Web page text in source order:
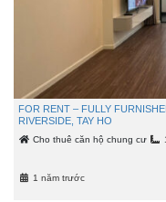
FOR RENT – FULLY
RIVERSIDE, TAY HO
Cho thuê căn hộ chung cư
1 năm trước